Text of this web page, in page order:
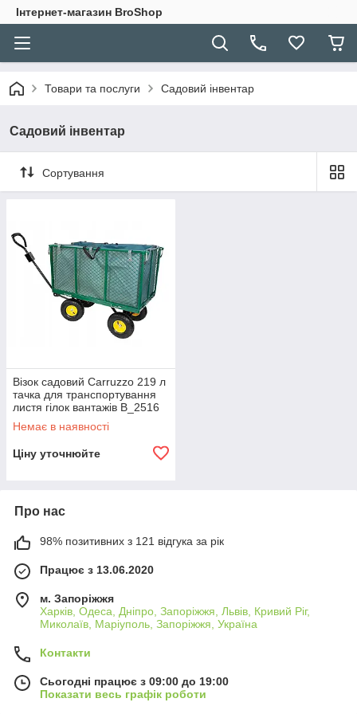
Інтернет-магазин BroShop
Товари та послуги Садовий інвентар
Садовий інвентар
Сортування
Візок садовий Carruzzo 219 л
тачка для транспортування
листя гілок вантажів B_2516
Немає в наявності
Ціну уточнюйте
Про нас
98% позитивних з 121 відгука за рік
Працює з 13.06.2020
м. Запоріжжя
Харків, Одеса, Дніпро, Запоріжжя, Львів, Кривий Ріг,
Миколаїв, Маріуполь, Запоріжжя, Україна
Контакти
Сьогодні працює з 09:00 до 19:00
Показати весь графік роботи